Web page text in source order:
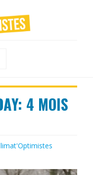
4 MOIS